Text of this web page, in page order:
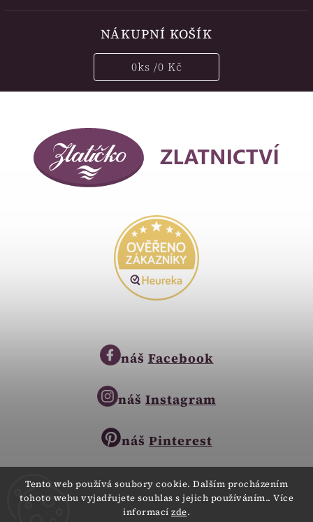
Tento web používá soubory cookie. Dalším procházením
tohoto webu vyjadřujete souhlas s jejich používáním.. Více
informací zde.
NÁKUPNÍ KOŠÍK
0ks /0 Kč
náš Facebook
náš Instagram
náš Pinterest
Copyright © 2023